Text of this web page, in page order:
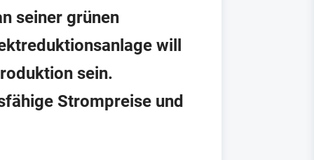
seiner grünen
will
sein.
Strompreise und